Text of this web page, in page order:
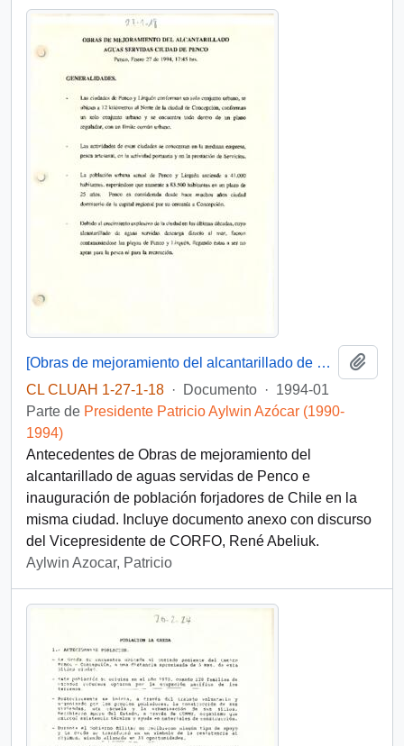
[Obras de mejoramiento del alcantarillado de aguas servidas de Penco e inauguración de población forjadores de Chile-Penco]
CL CLUAH 1-27-1-18 · Documento · 1994-01
Parte de Presidente Patricio Aylwin Azócar (1990-
1994)
Antecedentes de Obras de mejoramiento del
alcantarillado de aguas servidas de Penco e
inauguración de población forjadores de Chile en la
misma ciudad. Incluye documento anexo con discurso
del Vicepresidente de CORFO, René Abeliuk.
Aylwin Azocar, Patricio